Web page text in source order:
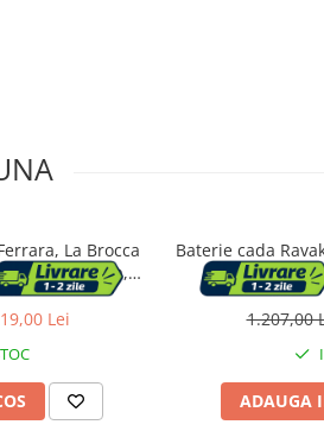
La Brocca
Monocomanda,
pe perete,
Usor de
Lei
Baterie cada
crom,
1.207,00
ADAUGA